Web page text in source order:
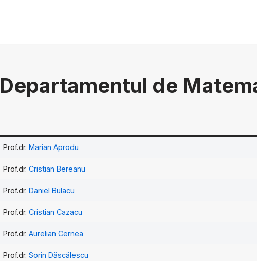
Departamentul de
Prof.dr.Marian Aprodu
Prof.dr.Cristian Bereanu
Prof.dr.Daniel Bulacu
Prof.dr.Cristian Cazacu
Prof.dr.Aurelian Cernea
Prof.dr.Sorin Dăscălescu